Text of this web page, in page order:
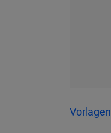
Vorlagen